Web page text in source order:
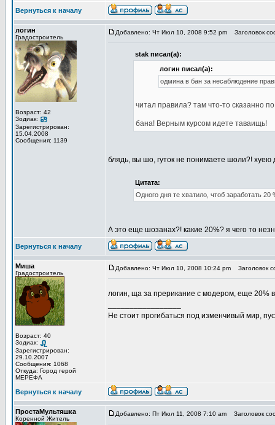
Вернуться к началу
логин
Градостроитель
Возраст: 42
Зодиак:
Зарегистрирован:
15.04.2008
Сообщения: 1139
Добавлено: Чт Июл 10, 2008 9:52 pm Заголовок
stak писал(а):
логин писал(а):
одмина в бан за несаблюдение
читал правила? там что-то сказанно
бана! Верным курсом идете таваищь!
блядь, вы шо, гуток не понимаете шоли?! хуею
Цитата:
Одного дня те хватило, чтоб заработать 20
А это еще шозанах?! какие 20%? я чего то
Вернуться к началу
Миша
Градостроитель
Возраст: 40
Зодиак:
Зарегистрирован:
29.10.2007
Сообщения: 1068
Откуда: Город герой
МЕРЕФА
Добавлено: Чт Июл 10, 2008 10:24 pm Заголовок
логин, ща за прерикание с модером, еще 20%
Не стоит прогибаться под изменчивый мир,
Вернуться к началу
ПростаМультяшка
Коренной Житель
Добавлено: Пт Июл 11, 2008 7:10 am Заголовок